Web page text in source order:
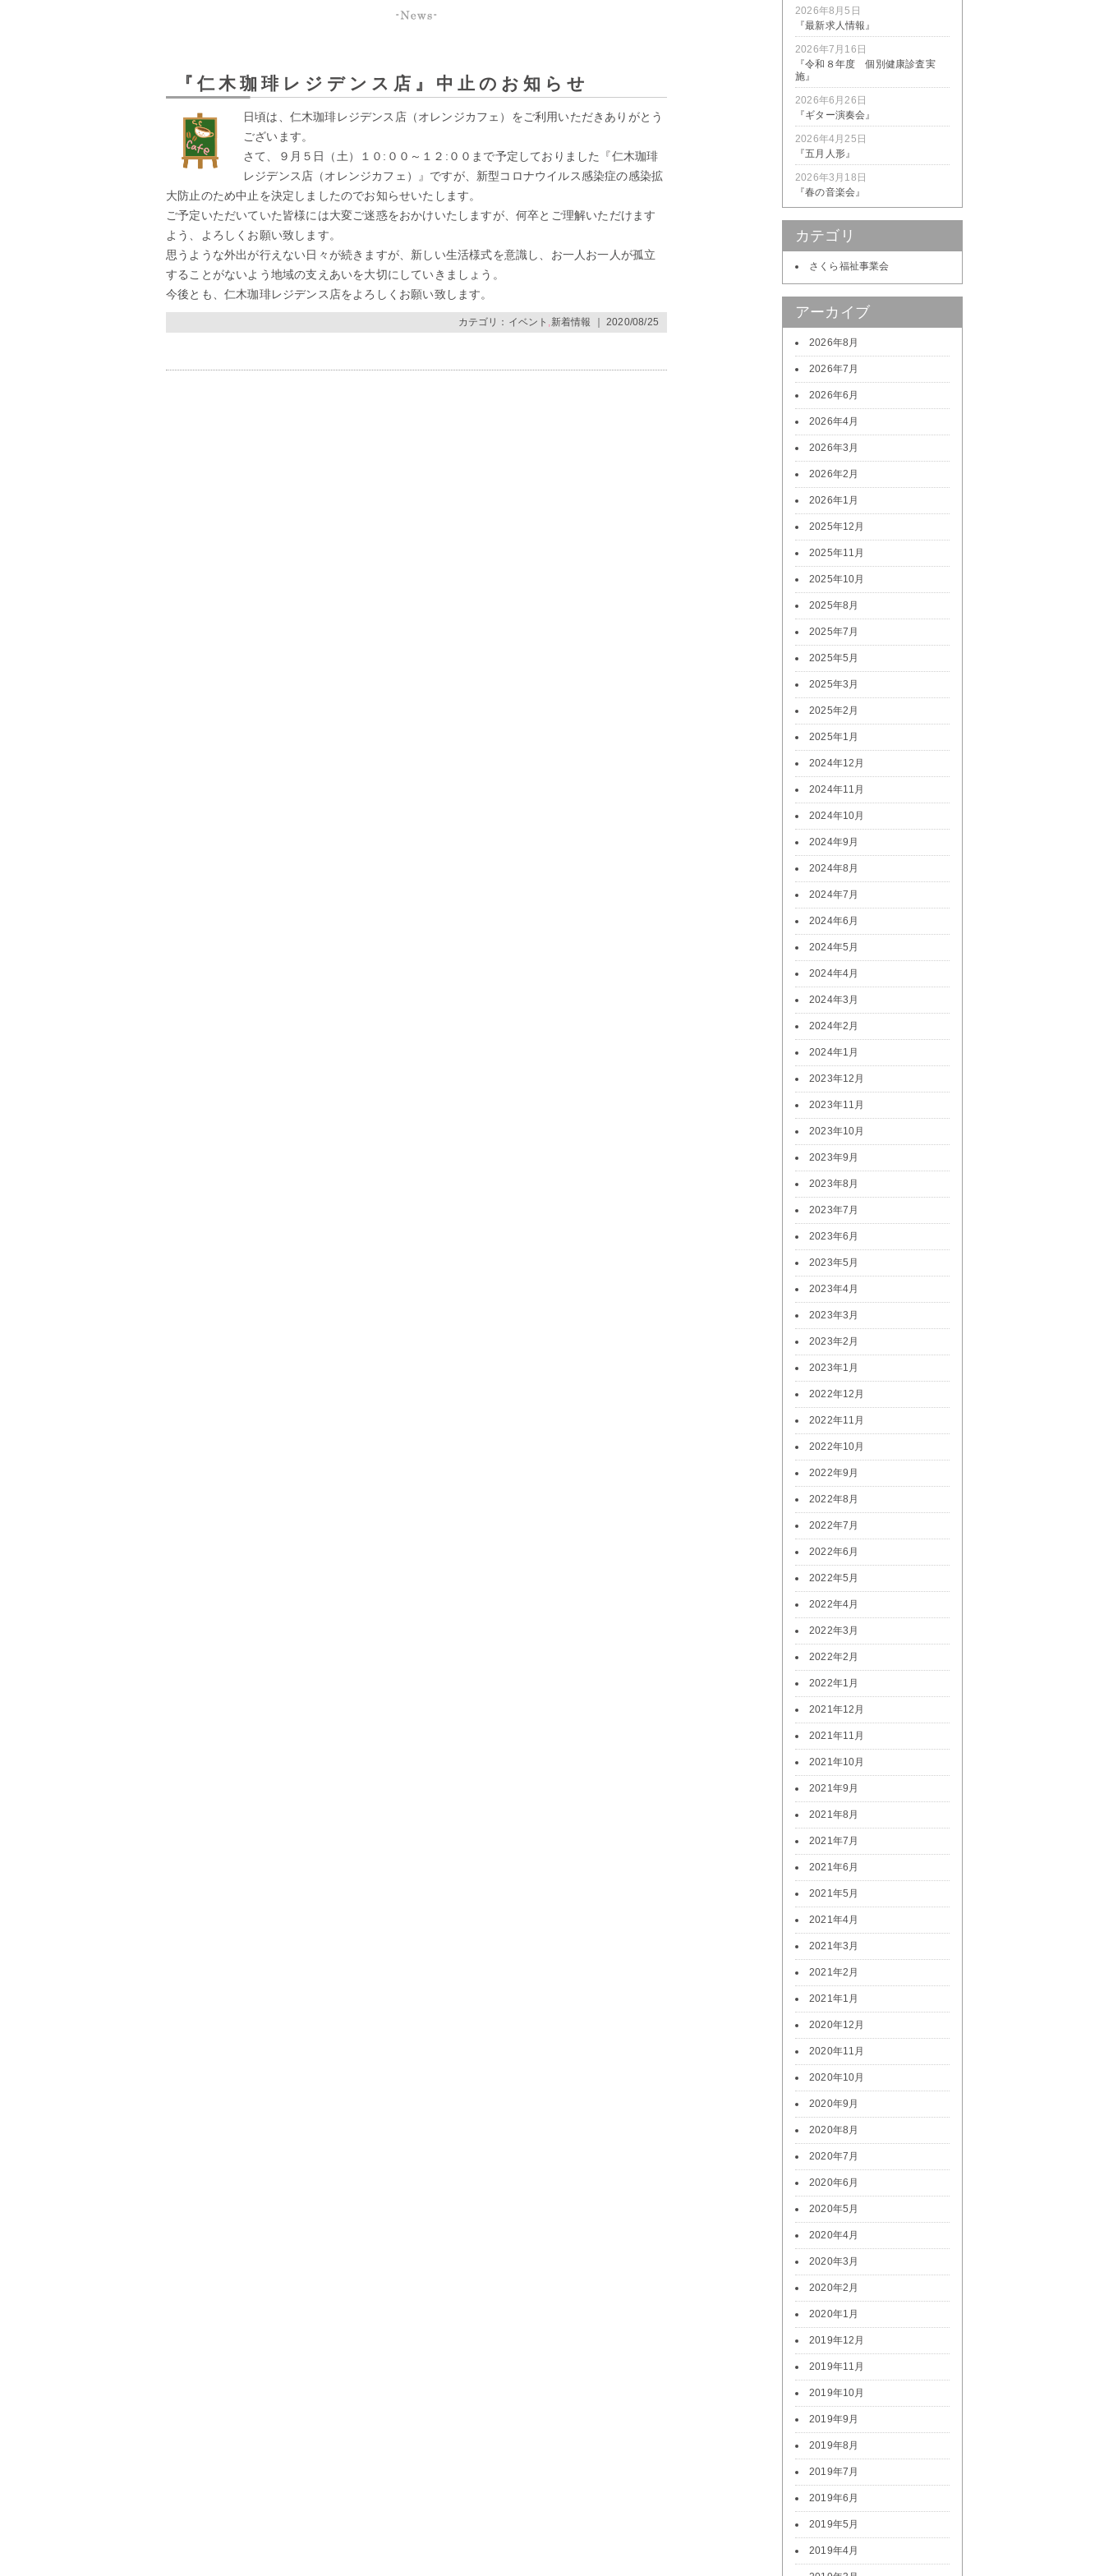
『仁木珈琲レジデンス店』中止のお知らせ
日頃は、仁木珈琲レジデンス店（オレンジカフェ）をご利用いただきありがとう
ございます。
さて、９月５日（土）１０:００～１２:００まで予定しておりました『仁木珈琲
レジデンス店（オレンジカフェ）』ですが、新型コロナウイルス感染症の感染拡
大防止のため中止を決定しましたのでお知らせいたします。
ご予定いただいていた皆様には大変ご迷惑をおかけいたしますが、何卒とご理解いただけます
よう、よろしくお願い致します。
思うような外出が行えない日々が続きますが、新しい生活様式を意識し、お一人お一人が孤立
することがないよう地域の支えあいを大切にしていきましょう。
今後とも、仁木珈琲レジデンス店をよろしくお願い致します。
カテゴリ： イベント 新着情報 ｜ 2020/08/25
2026年8月5日
『最新求人情報』
2026年7月16日
『令和８年度 個別健康診査実
施』
2026年6月26日
『ギター演奏会』
2026年4月25日
『五月人形』
2026年3月18日
『春の音楽会』
カテゴリ
さくら福祉事業会
アーカイブ
2026年8月
2026年7月
2026年6月
2026年4月
2026年3月
2026年2月
2026年1月
2025年12月
2025年11月
2025年10月
2025年8月
2025年7月
2025年5月
2025年3月
2025年2月
2025年1月
2024年12月
2024年11月
2024年10月
2024年9月
2024年8月
2024年7月
2024年6月
2024年5月
2024年4月
2024年3月
2024年2月
2024年1月
2023年12月
2023年11月
2023年10月
2023年9月
2023年8月
2023年7月
2023年6月
2023年5月
2023年4月
2023年3月
2023年2月
2023年1月
2022年12月
2022年11月
2022年10月
2022年9月
2022年8月
2022年7月
2022年6月
2022年5月
2022年4月
2022年3月
2022年2月
2022年1月
2021年12月
2021年11月
2021年10月
2021年9月
2021年8月
2021年7月
2021年6月
2021年5月
2021年4月
2021年3月
2021年2月
2021年1月
2020年12月
2020年11月
2020年10月
2020年9月
2020年8月
2020年7月
2020年6月
2020年5月
2020年4月
2020年3月
2020年2月
2020年1月
2019年12月
2019年11月
2019年10月
2019年9月
2019年8月
2019年7月
2019年6月
2019年5月
2019年4月